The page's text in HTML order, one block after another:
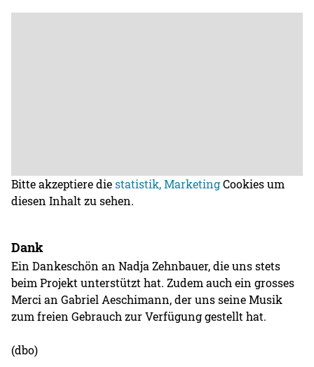
Bitte akzeptiere diestatistik, MarketingCookies um
diesen Inhalt zu sehen.
Dank
Ein Dankeschön an Nadja Zehnbauer, die uns stets
beim Projekt unterstützt hat. Zudem auch ein grosses
Merci an Gabriel Aeschimann, der uns seine Musik
zum freien Gebrauch zur Verfügung gestellt hat.
(dbo)